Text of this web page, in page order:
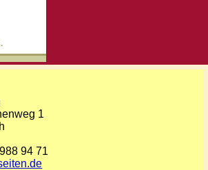
1
94 71